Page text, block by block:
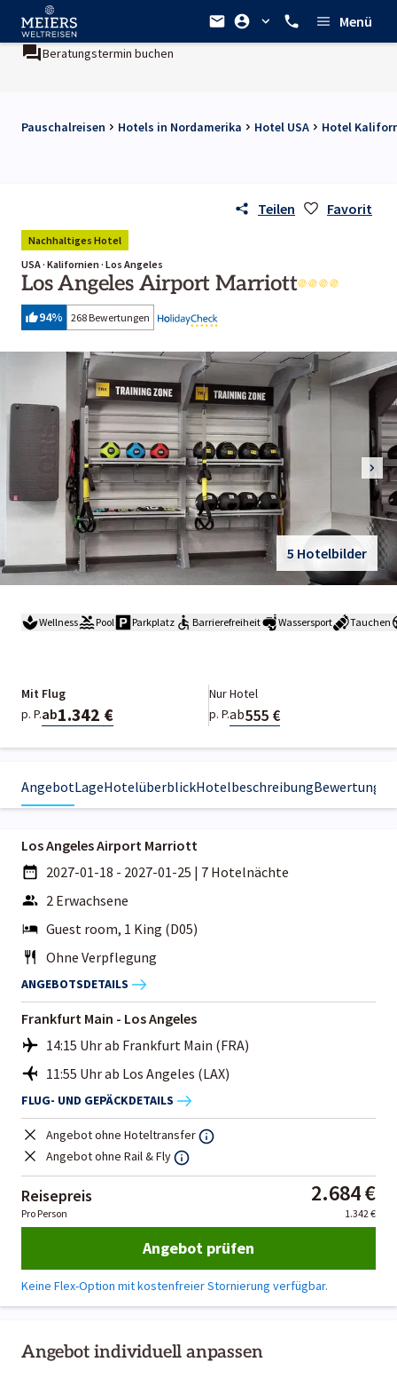
Menü
Beratungstermin buchen
Pauschalreisen Hotels in Nordamerika Hotel USA Hotel
Teilen Favorit
Nachhaltiges Hotel
USA · Kalifornien · Los Angeles
Los Angeles Airport Marriott
94% 268 Bewertungen
5 Hotelbilder
Wellness Pool Parkplatz Barrierefreiheit Wassersport Tauchen
Mit Flug
p. P.ab1.342 €
Nur Hotel
p. P.ab555 €
AngebotLageHotelüberblickHotelbeschreibungBewertungen
Angebot individuell anpassen
Los Angeles Airport Marriott
2027-01-18 - 2027-01-25 | 7 Hotelnächte
2 Erwachsene
Guest room, 1 King (D05)
Ohne Verpflegung
ANGEBOTSDETAILS
Frankfurt Main - Los Angeles
14:15 Uhr ab Frankfurt Main (FRA)
11:55 Uhr ab Los Angeles (LAX)
FLUG- UND GEPÄCKDETAILS
Angebot ohne Hoteltransfer
Angebot ohne Rail & Fly
Reisepreis 2.684 €
Pro Person 1.342 €
Angebot prüfen
Keine Flex-Option mit kostenfreier Stornierung verfügbar.